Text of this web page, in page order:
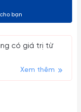
bạn
có giá trị từ
Xem thêm